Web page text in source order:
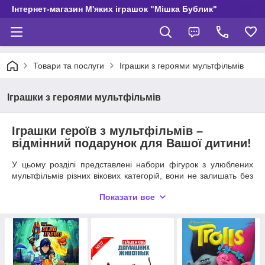
Інтернет-магазин М'яких іграшок "Мішка Бублик"
Товари та послуги Іграшки з героями мультфільмів
Іграшки з героями мультфільмів
Іграшки героїв з мультфільмів –
відмінний подарунок для Вашої дитини!
У цьому розділі представлені набори фігурок з улюблених
мультфільмів різних вікових категорій, вони не залишать без
такі цікаві іграшки, Ви зробите не тільки радість дитині, а й
У чому ж користь ігрового набору
фігурок?
Як давно Ви мріяли про те, щоб Ваш малюк менше часу
Показати все